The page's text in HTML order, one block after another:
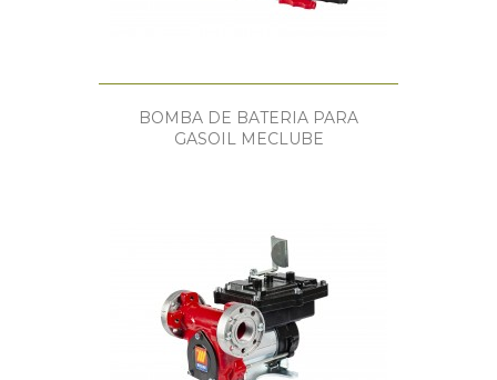
BOMBA DE BATERIA PARA
GASOIL MECLUBE